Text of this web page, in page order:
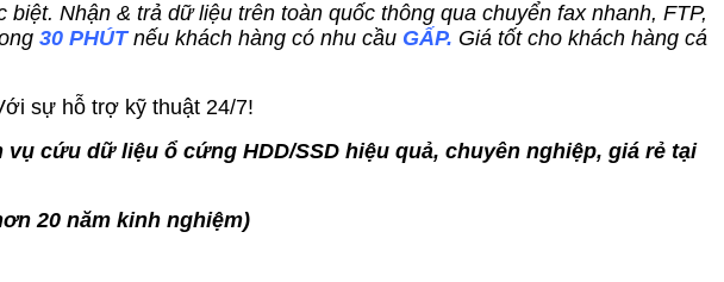
Nhận & trả dữ liệu trên toàn quốc thông qua chuyển fax nhanh, FTP,
30 PHÚTnếu khách hàng có nhu cầu GẤP. Giá tốt cho khách hàng cá
sự hỗ trợ kỹ thuật 24/7!
cứu dữ liệu ổ cứng HDD/SSD hiệu quả, chuyên nghiệp, giá rẻ tại
20 năm kinh nghiệm)